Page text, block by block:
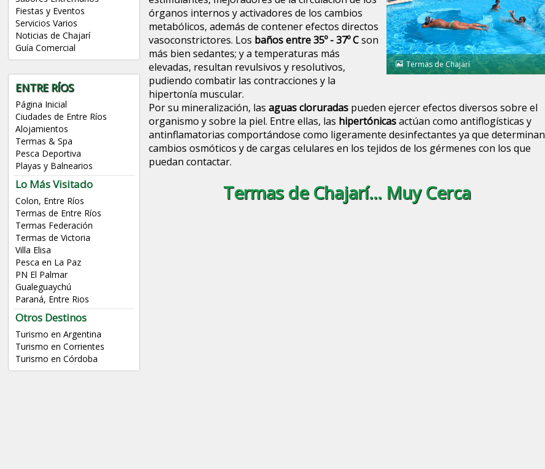
Fiestas y Eventos
Servicios Varios
Noticias de Chajarí
Guía Comercial
ENTRE RÍOS
Página Inicial
Ciudades de Entre Ríos
Alojamientos
Termas & Spa
Pesca Deportiva
Playas y Balnearios
Lo Más Visitado
Colon, Entre Ríos
Termas de Entre Ríos
Termas Federación
Termas de Victoria
Villa Elisa
Pesca en La Paz
PN El Palmar
Gualeguaychú
Paraná, Entre Rios
Otros Destinos
Turismo en Argentina
Turismo en Corrientes
Turismo en Córdoba
Termas de Chajarí
órganos internos y activadores de los cambios
metabólicos, además de contener efectos directos
vasoconstrictores. Los baños entre 35º - 37º Cson
más bien sedantes; y a temperaturas más
elevadas, resultan revulsivos y resolutivos,
pudiendo combatir las contracciones y la
hipertonía muscular.
Por su mineralización, las aguas cloruradaspueden ejercer efectos diversos sobre el
organismo y sobre la piel. Entre ellas, las hipertónicasactúan como antiflogísticas y
antinflamatorias comportándose como ligeramente desinfectantes ya que determinan
cambios osmóticos y de cargas celulares en los tejidos de los gérmenes con los que
puedan contactar.
Termas de Chajarí... Muy Cerca